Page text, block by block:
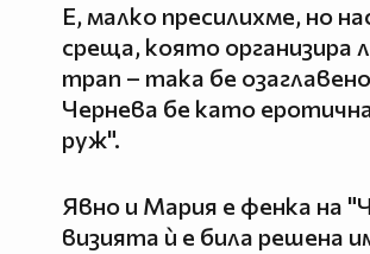
Е, малко пресилихме, но
среща, която организира
трап – така бе
Чернева бе като
руж".
Явно и Мария е фенка на
визията ѝ е била решена